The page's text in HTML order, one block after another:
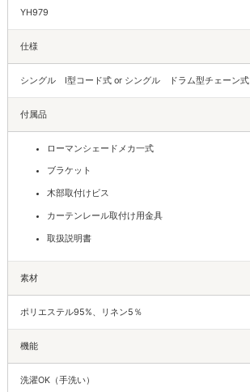
YH979
仕様
シングル I型コード式 or シングル ドラム型チェーン式
付属品
ローマンシェードメカ一式
ブラケット
木部取付けビス
カーテンレール取付け用金具
取扱説明書
素材
ポリエステル95%、リネン5％
機能
洗濯OK（手洗い）